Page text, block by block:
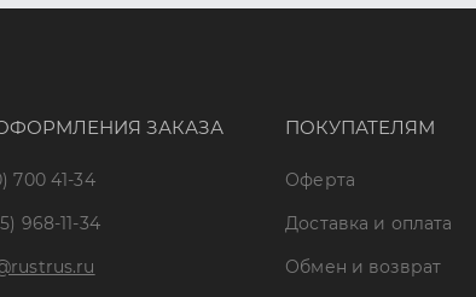
ЗАКАЗА
700 41-34
968-11-34
ПОКУПАТЕЛЯМ
Оферта
Доставка и оплата
Обмен и возврат